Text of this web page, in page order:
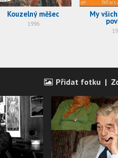
Kouzelný měšec
1996
My
Přidat fotku |